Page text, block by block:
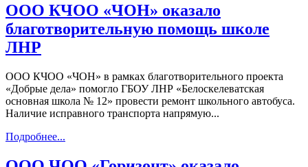
ООО КЧОО «ЧОН» оказало
благотворительную помощь школе
ЛНР
ООО КЧОО «ЧОН» в рамках благотворительного проекта
«Добрые дела» помогло ГБОУ ЛНР «Белоскелеватская
основная школа № 12» провести ремонт школьного автобуса.
Наличие исправного транспорта напрямую...
Подробнее...